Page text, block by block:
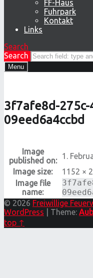
FF-Haus
Fuhrpark
Kontakt
Links
Search
Search
Menu
3f7afe8d-275c-
09eed6a4ccbd
Image
published on:
1.
Image size:
1152 ×
Image file
name:
© 2026 Freiwillige
WordPress
Theme:
top ↑